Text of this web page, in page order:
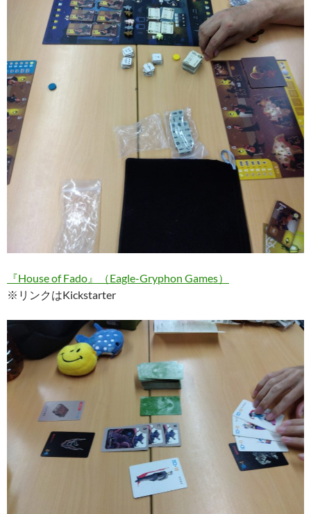
『House of Fado』（Eagle-Gryphon Games）
※リンクはKickstarter